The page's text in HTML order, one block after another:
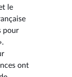
le
pour
ont